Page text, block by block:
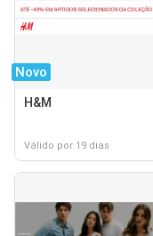
Novo
H&M
Válido por 19 dias